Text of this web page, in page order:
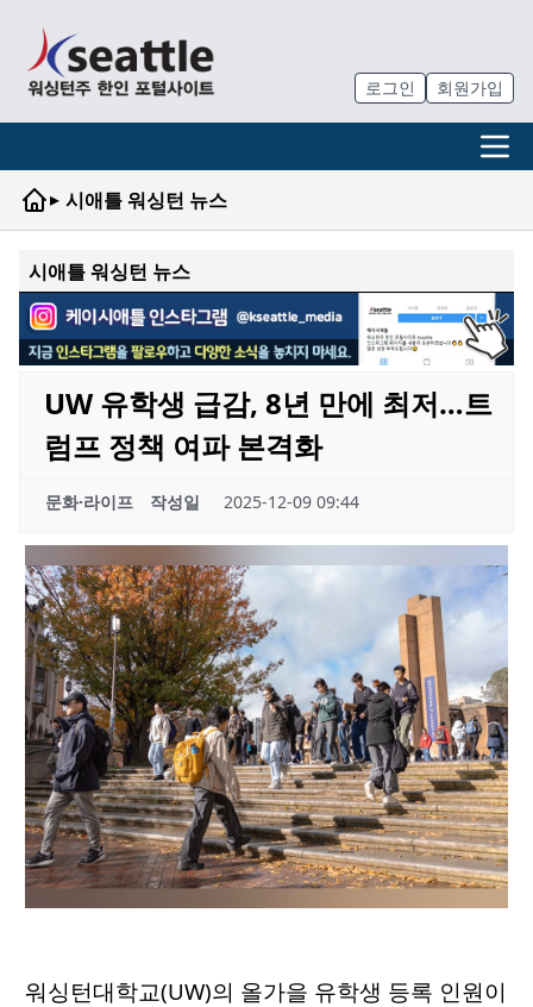
로그인 회원가입
▸ 시애틀 워싱턴 뉴스
시애틀 워싱턴 뉴스
UW 유학생 급감, 8년 만에 최저…트
럼프 정책 여파 본격화
문화·라이프 작성일 2025-12-09 09:44
워싱턴대학교(UW)의 올가을 유학생 등록 인원이